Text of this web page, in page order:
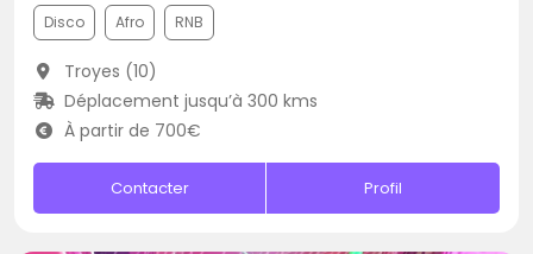
Disco Afro RNB
Troyes (10)
Déplacement jusqu’à 300 kms
À partir de 700€
Contacter Profil